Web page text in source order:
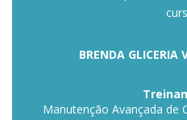
BRENDA GLICERIA
Manutenção Avançada de